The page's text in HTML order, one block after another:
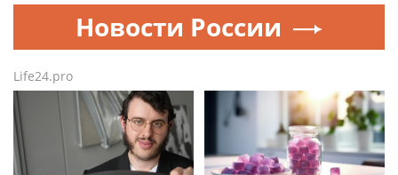
Новости России
Life24.pro